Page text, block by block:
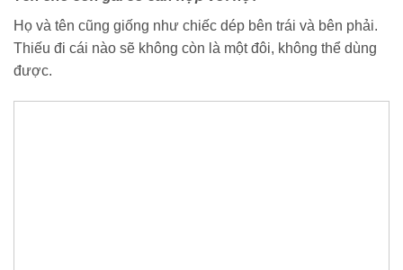
Họ và tên cũng giống như chiếc dép bên trái và bên phải.
Thiếu đi cái nào sẽ không còn là một đôi, không thể dùng
được.